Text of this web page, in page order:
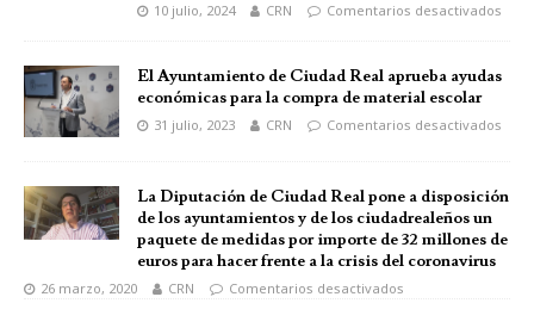
10 julio, 2024 CRN Comentarios desactivados
El Ayuntamiento de Ciudad Real aprueba ayudas
económicas para la compra de material escolar
31 julio, 2023 CRN Comentarios desactivados
La Diputación de Ciudad Real pone a disposición
de los ayuntamientos y de los ciudadrealeños un
paquete de medidas por importe de 32 millones de
euros para hacer frente a la crisis del coronavirus
26 marzo, 2020 CRN Comentarios desactivados